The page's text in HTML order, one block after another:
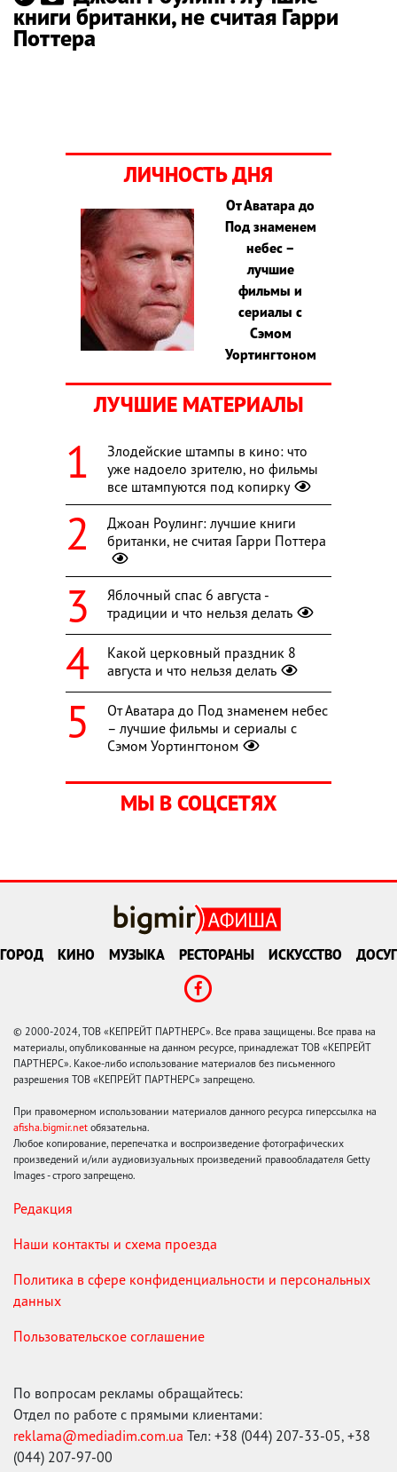
книги британки, не считая Гарри
Поттера
ЛИЧНОСТЬ ДНЯ
От Аватара до
Под знаменем
небес –
лучшие
фильмы и
сериалы с
Сэмом
Уортингтоном
ЛУЧШИЕ МАТЕРИАЛЫ
Злодейские штампы в кино: что
уже надоело зрителю, но фильмы
все штампуются под копирку
Джоан Роулинг: лучшие книги
британки, не считая Гарри Поттера
Яблочный спас 6 августа -
традиции и что нельзя делать
Какой церковный праздник 8
августа и что нельзя делать
От Аватара до Под знаменем небес
– лучшие фильмы и сериалы с
Сэмом Уортингтоном
МЫ В СОЦСЕТЯХ
ГОРОД КИНО МУЗЫКА РЕСТОРАНЫ ИСКУССТВО ДОСУГ
© 2000-2024, ТОВ «КЕПРЕЙТ ПАРТНЕРС». Все права защищены. Все права на
материалы, опубликованные на данном ресурсе, принадлежат ТОВ «КЕПРЕЙТ
ПАРТНЕРС». Какое-либо использование материалов без письменного
разрешения ТОВ «КЕПРЕЙТ ПАРТНЕРС» запрещено.
При правомерном использовании материалов данного ресурса гиперссылка на
afisha.bigmir.net обязательна.
Любое копирование, перепечатка и воспроизведение фотографических
произведений и/или аудиовизуальных произведений правообладателя Getty
Images - строго запрещено.
Редакция
Наши контакты и схема проезда
Политика в сфере конфиденциальности и персональных
данных
Пользовательское соглашение
По вопросам рекламы обращайтесь:
Отдел по работе с прямыми клиентами:
reklama@mediadim.com.ua Тел: +38 (044) 207-33-05, +38
(044) 207-97-00